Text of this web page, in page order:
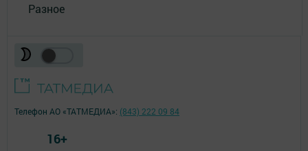
Разное
Телефон АО «ТАТМЕДИА»: (843) 222 09 84
16+